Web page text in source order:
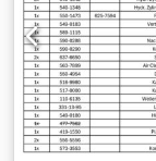
Chodpfezadcbsx
задвижване на
смяна,
включително